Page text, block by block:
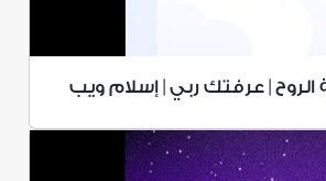
الروح | عرفتك ربي | إسلام ويب